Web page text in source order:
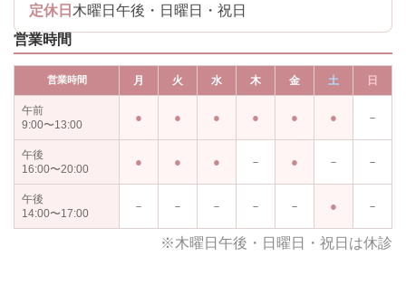
定休日 木曜日午後・日曜日・祝日
営業時間
営業時間 月 火 水 木 金 土 日
午前
9:00〜13:00
－
午後
16:00〜20:00
－ － －
午後
14:00〜17:00
－ － － － － －
※木曜日午後・日曜日・祝日は休診